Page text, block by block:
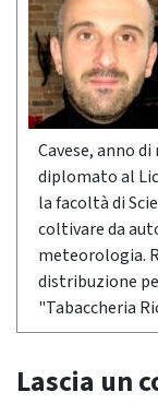
Cavese, anno
diplomato al
la facoltà di
coltivare da
meteorologia.
distribuzione
"Tabaccheria
Lascia un